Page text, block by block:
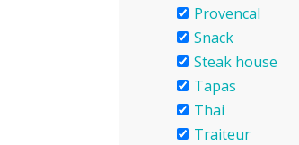
Provencal
Snack
Steak house
Tapas
Thai
Traiteur